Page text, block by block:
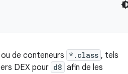
de conteneurs *.class , tels
DEX pour d8 afin de les